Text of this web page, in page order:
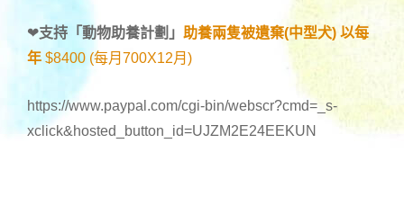
❤支持「動物助養計劃 」 助養兩隻被遺棄(中型犬) 以每
年 $8400 (每月700X12月)
https://www.paypal.com/cgi-bin/webscr?cmd=_s-
xclick&hosted_button_id=UJZM2E24EEKUN